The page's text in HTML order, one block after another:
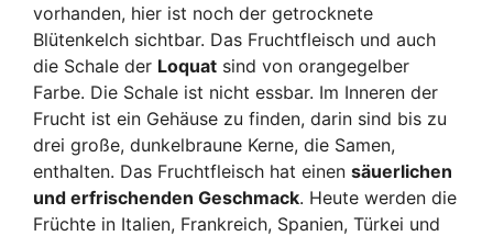
vorhanden, hier ist noch der getrocknete
Blütenkelch sichtbar. Das Fruchtfleisch und auch
die Schale der Loquat sind von orangegelber
Farbe. Die Schale ist nicht essbar. Im Inneren der
Frucht ist ein Gehäuse zu finden, darin sind bis zu
drei große, dunkelbraune Kerne, die Samen,
enthalten. Das Fruchtfleisch hat einen säuerlichen
und erfrischenden Geschmack. Heute werden die
Früchte in Italien, Frankreich, Spanien, Türkei und